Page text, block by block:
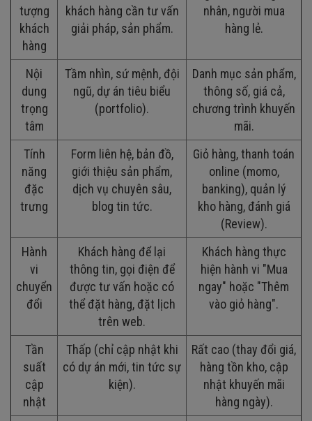
tượng
khách
hàng
khách hàng cần tư vấn
giải pháp, sản phẩm.
nhân, người mua
hàng lẻ.
Nội
dung
trọng
tâm
Tầm nhìn, sứ mệnh, đội
ngũ, dự án tiêu biểu
(portfolio).
Danh mục sản phẩm,
thông số, giá cả,
chương trình khuyến
mãi.
Tính
năng
đặc
trưng
Form liên hệ, bản đồ,
giới thiệu sản phẩm,
dịch vụ chuyên sâu,
blog tin tức.
Giỏ hàng, thanh toán
online (momo,
banking), quản lý
kho hàng, đánh giá
(Review).
Hành
vi
chuyển
đổi
Khách hàng để lại
thông tin, gọi điện để
được tư vấn hoặc có
thể đặt hàng, đặt lịch
trên web.
Khách hàng thực
hiện hành vi "Mua
ngay" hoặc "Thêm
vào giỏ hàng".
Tần
suất
cập
nhật
Thấp (chỉ cập nhật khi
có dự án mới, tin tức sự
kiện).
Rất cao (thay đổi giá,
hàng tồn kho, cập
nhật khuyến mãi
hàng ngày).